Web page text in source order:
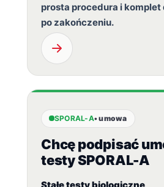
prosta procedura i
po zakończeniu.
SPORAL-A• umowa
Chcę podpisać
testy SPORAL-A
Stałe testy biologiczne